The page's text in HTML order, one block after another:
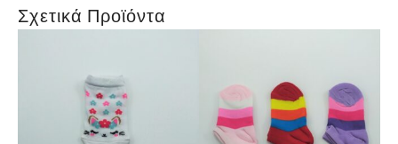
Σχετικά Προϊόντα